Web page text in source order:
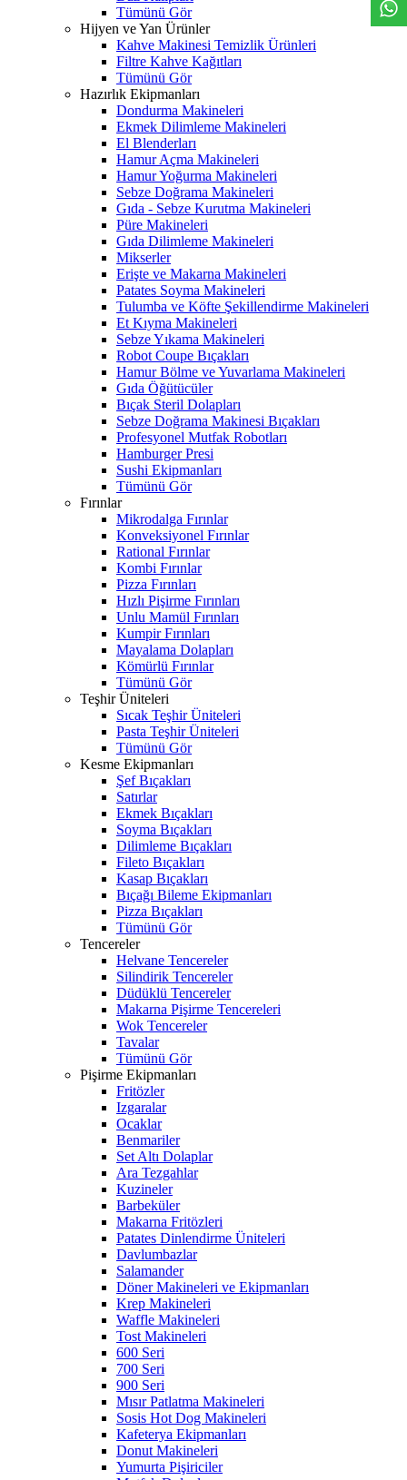
Tümünü Gör
Hijyen ve Yan Ürünler
Kahve Makinesi Temizlik Ürünleri
Filtre Kahve Kağıtları
Tümünü Gör
Hazırlık Ekipmanları
Dondurma Makineleri
Ekmek Dilimleme Makineleri
El Blenderları
Hamur Açma Makineleri
Hamur Yoğurma Makineleri
Sebze Doğrama Makineleri
Gıda - Sebze Kurutma Makineleri
Püre Makineleri
Gıda Dilimleme Makineleri
Mikserler
Erişte ve Makarna Makineleri
Patates Soyma Makineleri
Tulumba ve Köfte Şekillendirme Makineleri
Et Kıyma Makineleri
Sebze Yıkama Makineleri
Robot Coupe Bıçakları
Hamur Bölme ve Yuvarlama Makineleri
Gıda Öğütücüler
Bıçak Steril Dolapları
Sebze Doğrama Makinesi Bıçakları
Profesyonel Mutfak Robotları
Hamburger Presi
Sushi Ekipmanları
Tümünü Gör
Fırınlar
Mikrodalga Fırınlar
Konveksiyonel Fırınlar
Rational Fırınlar
Kombi Fırınlar
Pizza Fırınları
Hızlı Pişirme Fırınları
Unlu Mamül Fırınları
Kumpir Fırınları
Mayalama Dolapları
Kömürlü Fırınlar
Tümünü Gör
Teşhir Üniteleri
Sıcak Teşhir Üniteleri
Pasta Teşhir Üniteleri
Tümünü Gör
Kesme Ekipmanları
Şef Bıçakları
Satırlar
Ekmek Bıçakları
Soyma Bıçakları
Dilimleme Bıçakları
Fileto Bıçakları
Kasap Bıçakları
Bıçağı Bileme Ekipmanları
Pizza Bıçakları
Tümünü Gör
Tencereler
Helvane Tencereler
Silindirik Tencereler
Düdüklü Tencereler
Makarna Pişirme Tencereleri
Wok Tencereler
Tavalar
Tümünü Gör
Pişirme Ekipmanları
Fritözler
Izgaralar
Ocaklar
Benmariler
Set Altı Dolaplar
Ara Tezgahlar
Kuzineler
Barbeküler
Makarna Fritözleri
Patates Dinlendirme Üniteleri
Davlumbazlar
Salamander
Döner Makineleri ve Ekipmanları
Krep Makineleri
Waffle Makineleri
Tost Makineleri
600 Seri
700 Seri
900 Seri
Mısır Patlatma Makineleri
Sosis Hot Dog Makineleri
Kafeterya Ekipmanları
Donut Makineleri
Yumurta Pişiriciler